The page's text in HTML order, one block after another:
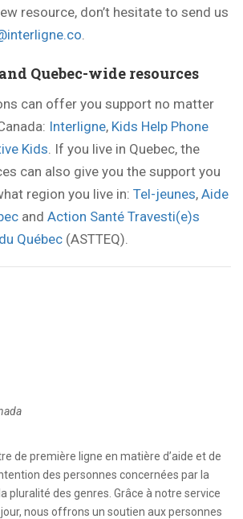
resource, don’t hesitate to send us
.
Quebec-wide resources
can offer you support no matter
Interligne, Kids Help Phone
Kids. If you live in Quebec, the
can also give you the support you
region you live in: Tel-jeunes, Aide
and Action Santé Travesti(e)s
Québec (ASTTEQ).
de première ligne en matière d’aide et de
des personnes concernées par la
pluralité des genres. Grâce à notre service
nous offrons un soutien aux personnes